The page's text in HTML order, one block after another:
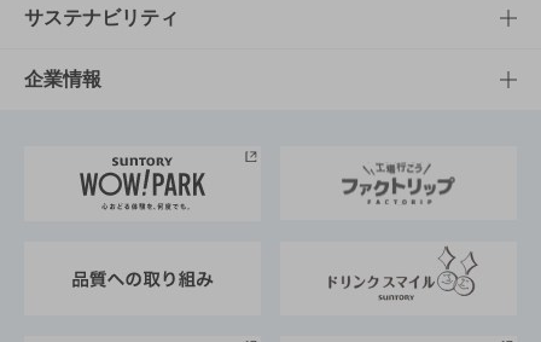
商品発売情報
栄養成分一覧
キャンペーン
工場見学
地域情報
文化・スポーツTOP
サントリーホール
サントリーサンバーズ大阪
サステナビリティ
サステナビリティTOP
サントリーが考えるサステナビリティ経営
企業情報
企業概要